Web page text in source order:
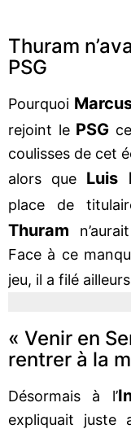
Thuram
PSG
Pourquoi
rejoint le PSG
coulisses de cet
alors que Luis
place de
Thuram
Face à ce
jeu, il a filé ailleurs
« Venir en
rentrer à la
Désormais à l’
expliquait